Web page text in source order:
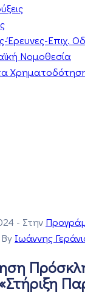
Έρευνες-Επιχ.
Νομοθεσία
- Στην
By Ιωάννης